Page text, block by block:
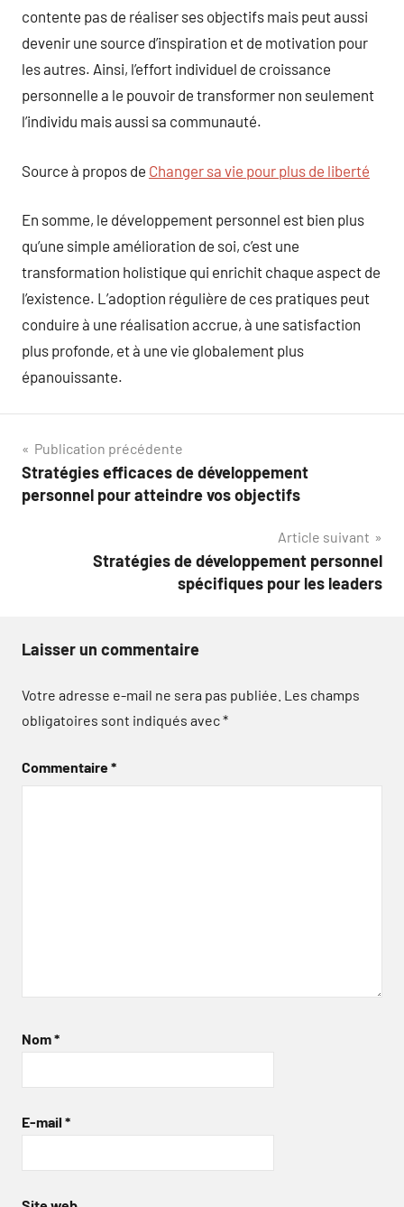
contente pas de réaliser ses objectifs mais peut aussi
devenir une source d’inspiration et de motivation pour
les autres. Ainsi, l’effort individuel de croissance
personnelle a le pouvoir de transformer non seulement
l’individu mais aussi sa communauté.
Source à propos de Changer sa vie pour plus de liberté
En somme, le développement personnel est bien plus
qu’une simple amélioration de soi, c’est une
transformation holistique qui enrichit chaque aspect de
l’existence. L’adoption régulière de ces pratiques peut
conduire à une réalisation accrue, à une satisfaction
plus profonde, et à une vie globalement plus
épanouissante.
Navigation
de
Publication précédente
Stratégies efficaces de développement
personnel pour atteindre vos objectifs
Article suivant
Stratégies de développement personnel
spécifiques pour les leaders
Laisser un commentaire
Votre adresse e-mail ne sera pas publiée. Les champs
obligatoires sont indiqués avec*
Commentaire*
Nom*
E-mail *